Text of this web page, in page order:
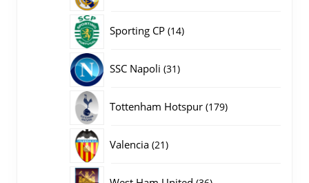
Sporting CP 1414
SSC Napoli 3131
Tottenham Hotspur 179179
Valencia 2121